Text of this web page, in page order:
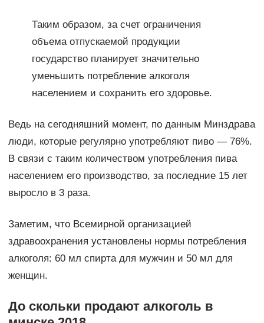
Таким образом, за счет ограничения
объема отпускаемой продукции
государство планирует значительно
уменьшить потребление алкоголя
населением и сохранить его здоровье.
Ведь на сегодняшний момент, по данным Минздрава
люди, которые регулярно употребляют пиво — 76%.
В связи с таким количеством употребления пива
населением его производство, за последние 15 лет
выросло в 3 раза.
Заметим, что Всемирной организацией
здравоохранения установлены нормы потребления
алкоголя: 60 мл спирта для мужчин и 50 мл для
женщин.
До скольки продают алкоголь в